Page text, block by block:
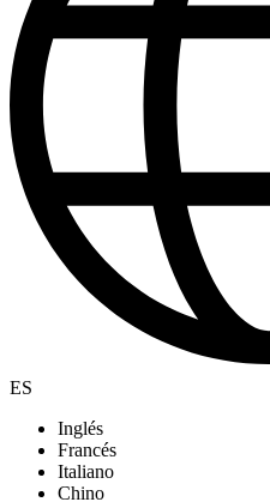
ES
Inglés
Francés
Italiano
Chino